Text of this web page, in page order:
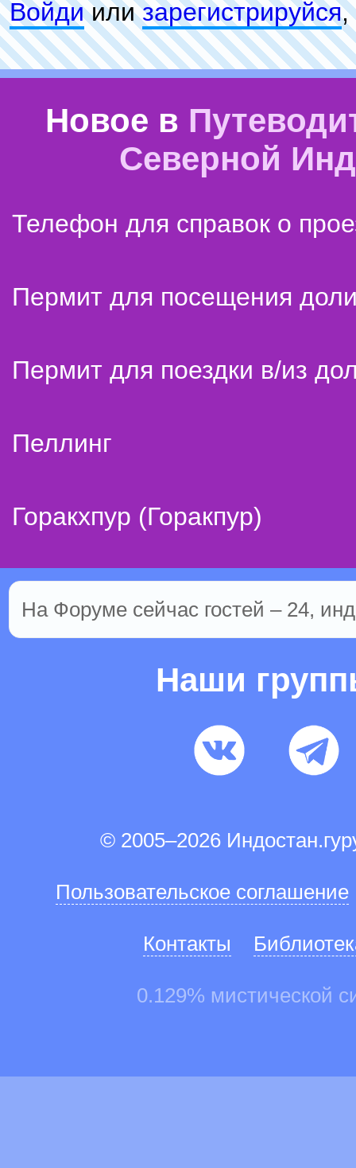
Войдиилизарeгиcтpируйся,
Новое в
Северной
Телефон для справок о
Пермит для посещения
Пермит для поездки в/из
Пеллинг
Горакхпур (Горакпур)
На Форуме сейчас гостей – 24,
Наши
© 2005–2026
Пользовательское соглашение
Контакты
0.129% мистической